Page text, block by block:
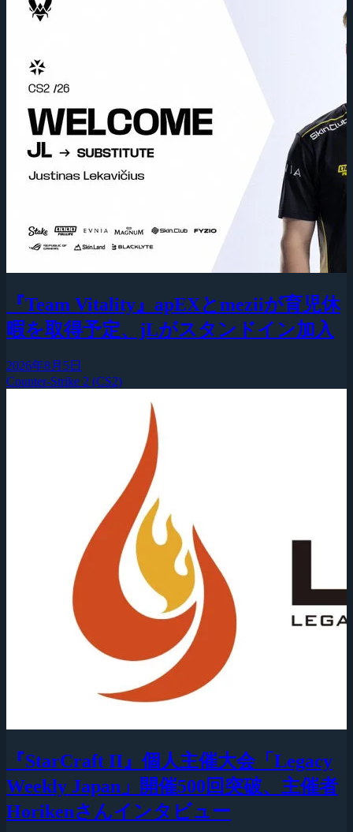
『Team Vitality』apEXとmeziiが育児休
暇を取得予定、jLがスタンドイン加入
2026年8月5日
Counter-Strike 2 (CS2)
『StarCraft II』個人主催大会「Legacy
Weekly Japan」開催500回突破、主催者
Horikenさんインタビュー